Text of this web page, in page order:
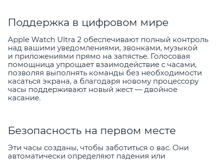
Поддержка в цифровом мире
Apple Watch Ultra 2 обеспечивают полный контроль
над вашими уведомлениями, звонками, музыкой
и приложениями прямо на запястье. Голосовая
помощница упрощает взаимодействие с часами,
позволяя выполнять команды без необходимости
касаться экрана, а благодаря новому процессору
часы поддерживают новый жест — двойное
касание.
Безопасность на первом месте
Эти часы созданы, чтобы заботиться о вас. Они
автоматически определяют падения или